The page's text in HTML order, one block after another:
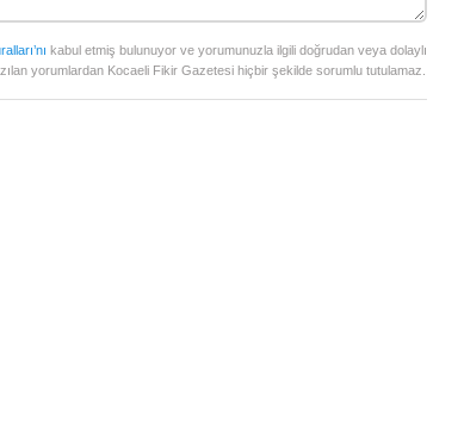
kabul etmiş bulunuyor ve yorumunuzla ilgili doğrudan veya dolaylı
yorumlardan Kocaeli Fikir Gazetesi hiçbir şekilde sorumlu tutulamaz.